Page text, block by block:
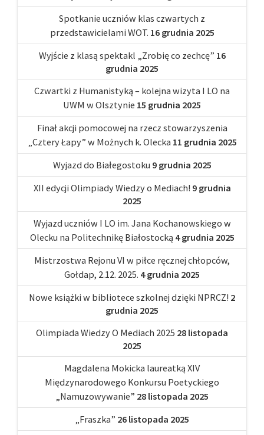
Spotkanie uczniów klas czwartych z
przedstawicielami WOT. 16 grudnia 2025
Wyjście z klasą spektakl „Zrobię co zechcę” 16
grudnia 2025
Czwartki z Humanistyką – kolejna wizyta I LO na
UWM w Olsztynie 15 grudnia 2025
Finał akcji pomocowej na rzecz stowarzyszenia
„Cztery Łapy” w Możnych k. Olecka 11 grudnia 2025
Wyjazd do Białegostoku 9 grudnia 2025
XII edycji Olimpiady Wiedzy o Mediach! 9 grudnia
2025
Wyjazd uczniów I LO im. Jana Kochanowskiego w
Olecku na Politechnikę Białostocką 4 grudnia 2025
Mistrzostwa Rejonu VI w piłce ręcznej chłopców,
Gołdap, 2.12. 2025. 4 grudnia 2025
Nowe książki w bibliotece szkolnej dzięki NPRCZ! 2
grudnia 2025
Olimpiada Wiedzy O Mediach 2025 28 listopada
2025
Magdalena Mokicka laureatką XIV
Międzynarodowego Konkursu Poetyckiego
„Namuzowywanie” 28 listopada 2025
„Fraszka” 26 listopada 2025